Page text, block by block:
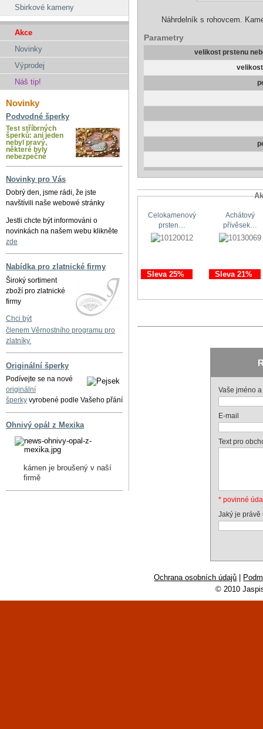
Sbirkové kameny
Akce
Novinky
Výprodej
Náš tip!
Novinky
Podvodné šperky
Test stříbrných
šperků: ani jeden
nebyl pravý,
některé byly
nebezpečné
Novinky pro Vás
Dobrý den, jsme rádi, že jste
navštívili naše webowé stránky
Jestli chcte být informováni o
novinkách na našem webu klikněte
zde
Nabídka pro zlatnické firmy
Široký sortiment
zboží pro zlatnické
firmy
Chci být
členem Věrnostního programu pro
zlatníky.
Originální šperky
Podívejte se na nové
originální
šperky vyrobené podle Vašeho přání
Ohnivý opál z Mexika
kámen je broušený v naší
firmě
Náhrdelník s rohovcem.
Parametry
velikost prstenu
Celokamenový
prsten…
Sleva 25%
Achátový
přívěsek…
Sleva 21%
Vaše jméno
E-mail
Text pro
* povinné
Jaký je právě
Ochrana osobních údajů |
© 2010